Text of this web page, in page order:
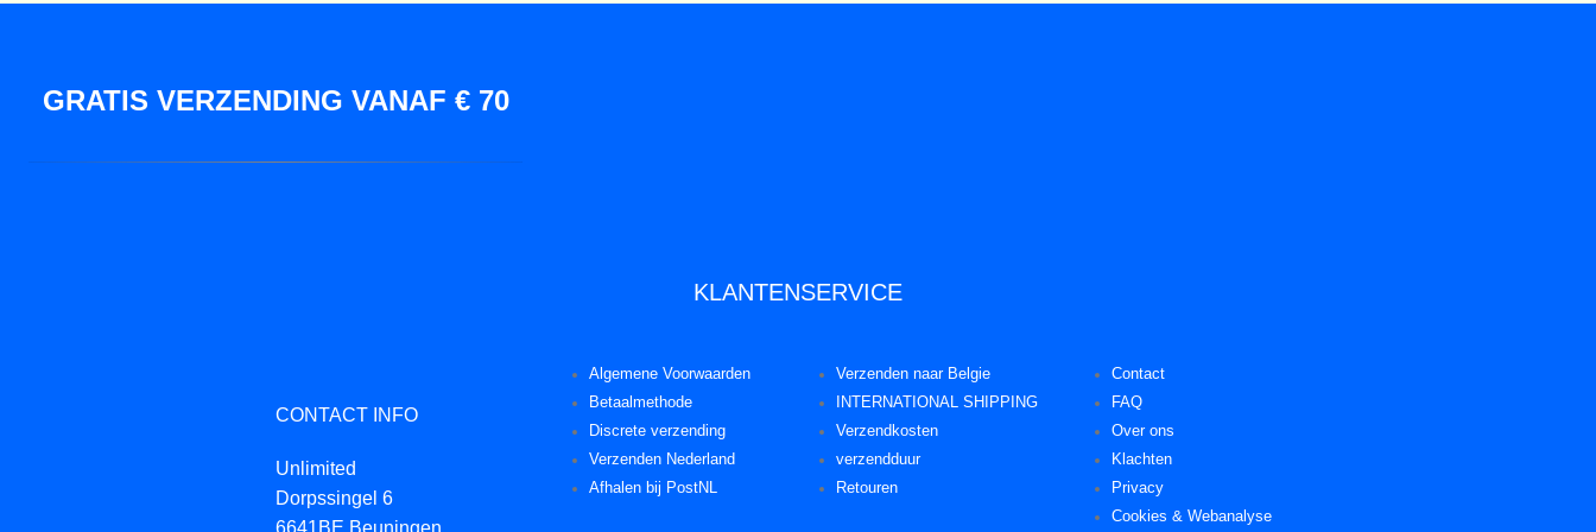
GRATIS VERZENDING VANAF € 70
KLANTENSERVICE
CONTACT INFO
Unlimited
Dorpssingel 6
Algemene Voorwaarden
Betaalmethode
Discrete verzending
Verzenden Nederland
Afhalen bij PostNL
Verzenden naar Belgie
INTERNATIONAL SHIPPING
Verzendkosten
verzendduur
Retouren
Contact
FAQ
Over ons
Klachten
Privacy
Cookies & Webanalyse